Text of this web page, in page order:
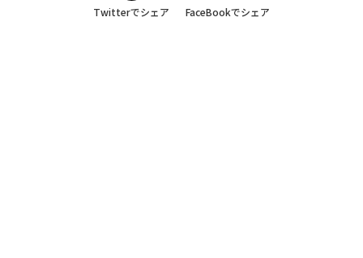
Twitterでシェア FaceBookでシェア